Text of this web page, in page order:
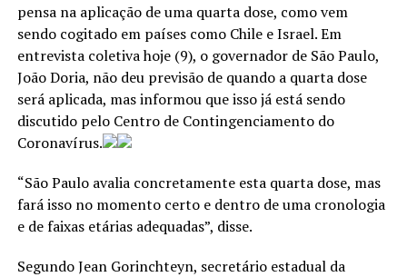
pensa na aplicação de uma quarta dose, como vem
sendo cogitado em países como Chile e Israel. Em
entrevista coletiva hoje (9), o governador de São Paulo,
João Doria, não deu previsão de quando a quarta dose
será aplicada, mas informou que isso já está sendo
discutido pelo Centro de Contingenciamento do
Coronavírus.
“São Paulo avalia concretamente esta quarta dose, mas
fará isso no momento certo e dentro de uma cronologia
e de faixas etárias adequadas”, disse.
Segundo Jean Gorinchteyn, secretário estadual da